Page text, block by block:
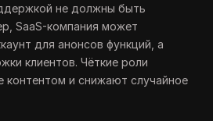
не должны быть
SaaS-компания может
для анонсов функций, а
клиентов. Чёткие роли
контентом и снижают случайное